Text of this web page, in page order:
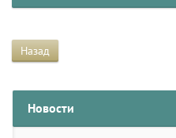
Новости
Назад